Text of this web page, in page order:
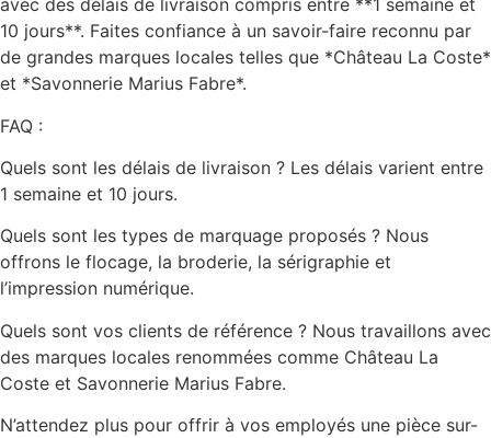
avec des délais de livraison compris entre **1 semaine et
10 jours**. Faites confiance à un savoir-faire reconnu par
de grandes marques locales telles que *Château La Coste*
et *Savonnerie Marius Fabre*.
FAQ :
Quels sont les délais de livraison ? Les délais varient entre
1 semaine et 10 jours.
Quels sont les types de marquage proposés ? Nous
offrons le flocage, la broderie, la sérigraphie et
l’impression numérique.
Quels sont vos clients de référence ? Nous travaillons avec
des marques locales renommées comme Château La
Coste et Savonnerie Marius Fabre.
N’attendez plus pour offrir à vos employés une pièce sur-